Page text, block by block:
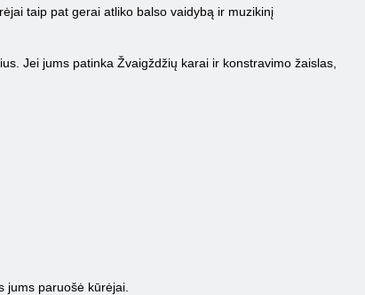
taip pat gerai atliko balso vaidybą ir muzikinį
Jei jums patinka Žvaigždžių karai ir konstravimo žaislas,
jums paruošė kūrėjai.